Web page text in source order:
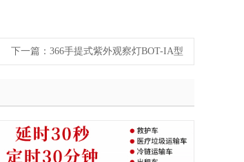
下一篇： 366手提式紫外观察灯BOT-IA型